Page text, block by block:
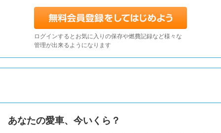
ログインするとお気に入りの保存や燃費記録など様々な
管理が出来るようになります
あなたの愛車、今いくら？